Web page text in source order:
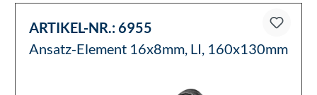
ARTIKEL-NR.:6955
Ansatz-Element 16x8mm, LI, 160x130mm